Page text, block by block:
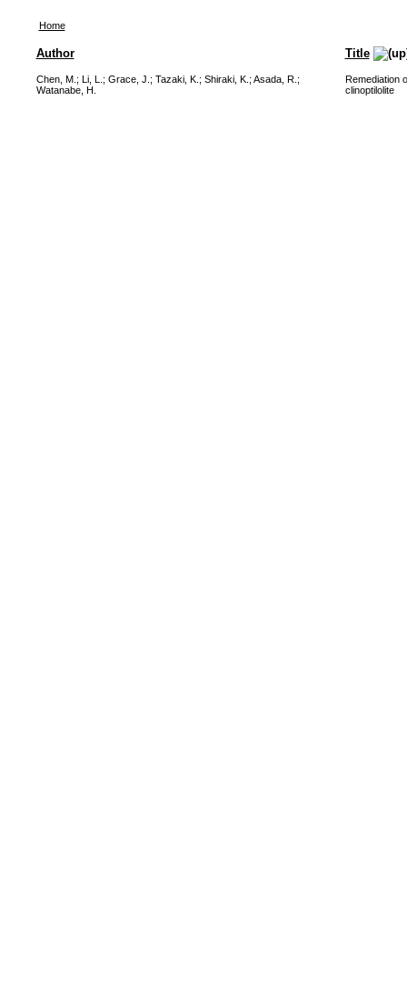
Home
Author Title
Chen, M. ; Li, L. ; Grace, J. ; Tazaki, K. ; Shiraki, K. ; Asada, R. ;
Watanabe, H.
Remediation
clinoptilolite